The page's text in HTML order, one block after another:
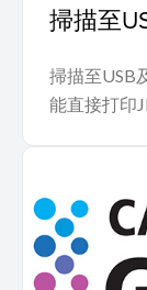
掃描至
掃描至USB
能直接打印